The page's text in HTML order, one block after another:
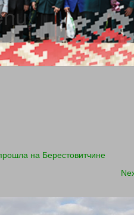
CONTENT
на Берестовитчине